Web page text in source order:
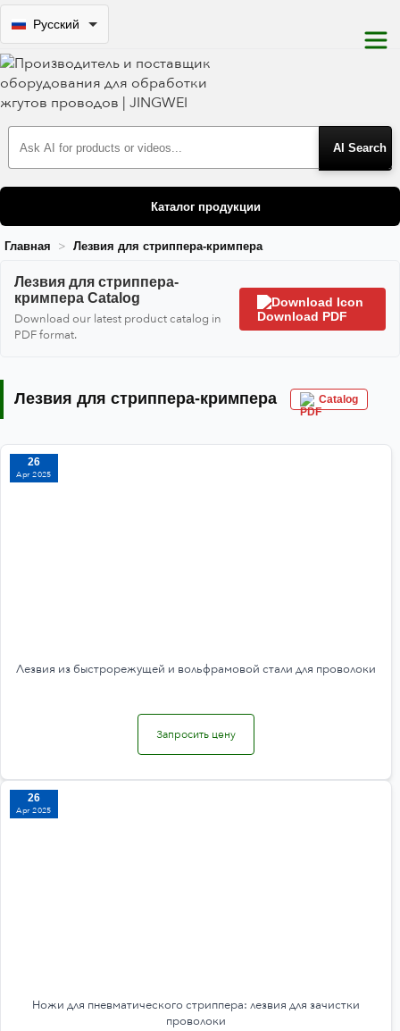
Русский
Search Products
Каталог продукции
Главная Лезвия для стриппера-кримпера
Лезвия для стриппера-кримпера
Лезвия для стриппера-
кримпера Catalog
Download our latest product catalog in
PDF format.
Download PDF
Лезвия для стриппера-кримпера Catalog
26
Apr 2025
Лезвия из быстрорежущей и вольфрамовой стали для проволоки
Запросить цену
26
Apr 2025
Ножи для пневматического стриппера: лезвия для зачистки
проволоки